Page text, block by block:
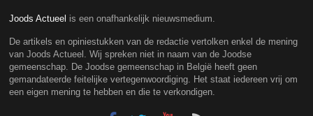
Joods Actueel is een onafhankelijk nieuwsmedium.
De artikels en opiniestukken van de redactie vertolken enkel de mening
van Joods Actueel. Wij spreken niet in naam van de Joodse
gemeenschap. De Joodse gemeenschap in België heeft geen
gemandateerde feitelijke vertegenwoordiging. Het staat iedereen vrij om
een eigen mening te hebben en die te verkondigen.